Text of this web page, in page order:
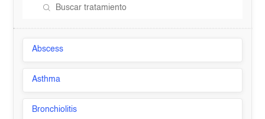
Abscess
Asthma
Bronchiolitis